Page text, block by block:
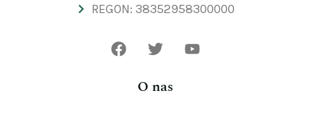
REGON: 38352958300000
O nas